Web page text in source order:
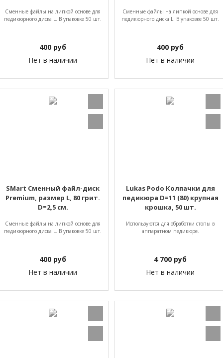
Сменные файлы на липкой основе для
педикюрного диска L. В упаковке 50 шт.
400 руб
Нет в наличии
Сменные файлы на липкой основе для
педикюрного диска L. В упаковке 50 шт.
400 руб
Нет в наличии
SMart Сменный файл-диск
Premium, размер L, 80 грит.
D=2,5 см.
Сменные файлы на липкой основе для
педикюрного диска L. В упаковке 50 шт.
400 руб
Нет в наличии
Lukas Podo Колпачки для
педикюра D=11 (80) крупная
крошка, 50 шт.
Используются для обработки стопы в
аппаратном педикюре.
4 700 руб
Нет в наличии